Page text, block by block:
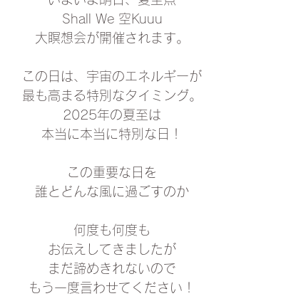
Shall We 空Kuuu
大瞑想会が開催されます。
この日は、宇宙のエネルギーが
最も高まる特別なタイミング。
2025年の夏至は
本当に本当に特別な日！
この重要な日を
誰とどんな風に過ごすのか
何度も何度も
お伝えしてきましたが
まだ諦めきれないので
もう一度言わせてください！